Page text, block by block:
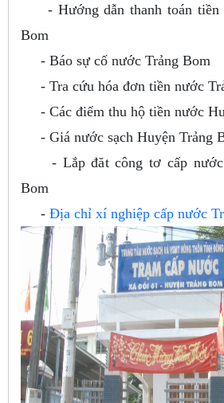
- Hướng dẫn thanh toán tiền
Bom
- Báo sự cố nước Trảng Bom
- Tra cứu hóa đơn tiền nước
- Các điểm thu hộ tiền nước
- Giá nước sạch Huyện Trảng
- Lắp đăt công tơ cấp nước
Bom
- Địa chỉ xí nghiệp cấp nước